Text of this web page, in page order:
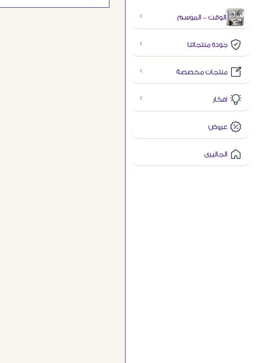
الوقت – الموسم
جودة منتجاتنا
منتجات مخصصة
افكار
عروض
الجاليرى